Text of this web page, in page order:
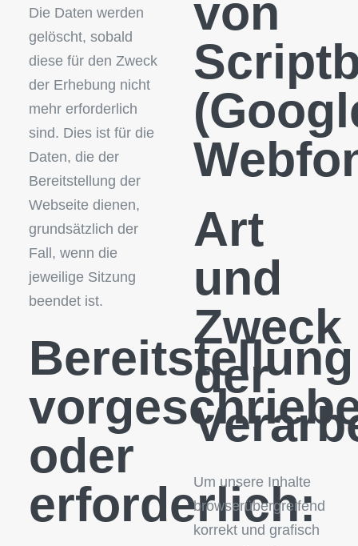
Die Daten werden
gelöscht, sobald
diese für den Zweck
der Erhebung nicht
mehr erforderlich
sind. Dies ist für die
Daten, die der
Bereitstellung der
Webseite dienen,
grundsätzlich der
Fall, wenn die
jeweilige Sitzung
beendet ist.
Bereitstellung
oder
erforderlich:
von
Art
und
Zweck
der
Um unsere Inhalte
browserübergreifend
korrekt und grafisch